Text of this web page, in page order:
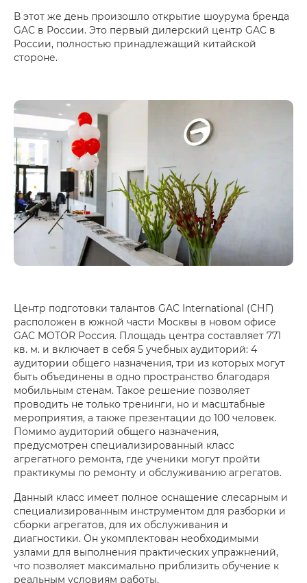
В этот же день произошло открытие шоурума бренда
GAC в России. Это первый дилерский центр GAC в
России, полностью принадлежащий китайской
стороне.
Центр подготовки талантов GAC International (СНГ)
расположен в южной части Москвы в новом офисе
GAC MOTOR Россия. Площадь центра составляет 771
кв. м. и включает в себя 5 учебных аудиторий: 4
аудитории общего назначения, три из которых могут
быть объединены в одно пространство благодаря
мобильным стенам. Такое решение позволяет
проводить не только тренинги, но и масштабные
мероприятия, а также презентации до 100 человек.
Помимо аудиторий общего назначения,
предусмотрен специализированный класс
агрегатного ремонта, где ученики могут пройти
практикумы по ремонту и обслуживанию агрегатов.
Данный класс имеет полное оснащение слесарным и
специализированным инструментом для разборки и
сборки агрегатов, для их обслуживания и
диагностики. Он укомплектован необходимыми
узлами для выполнения практических упражнений,
что позволяет максимально приблизить обучение к
реальным условиям работы.